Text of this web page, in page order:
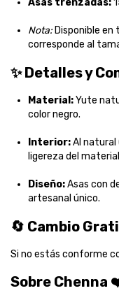
Asas trenzadas:
Nota:Disponible
corresponde al
✨ Detalles y
Material:Yute
color negro.
Interior:Al natural
ligereza del
Diseño:Asas con
artesanal único.
🔄 Cambio
Si no estás conforme
Sobre Chenna